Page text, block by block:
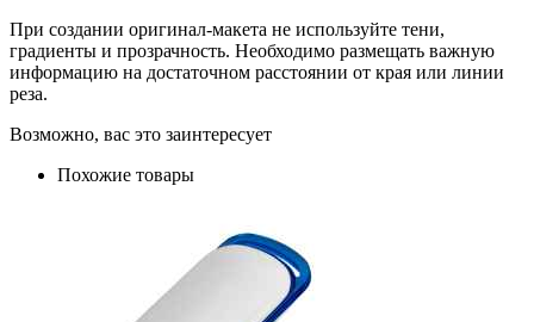
При создании оригинал-макета не используйте тени,
градиенты и прозрачность. Необходимо размещать важную
информацию на достаточном расстоянии от края или линии
реза.
Возможно, вас это заинтересует
Похожие товары